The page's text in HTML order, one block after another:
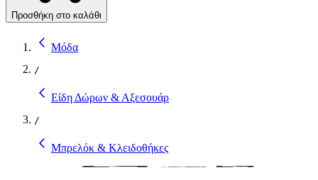
Προσθήκη στο καλάθι
Μόδα
/
Είδη Δώρων & Αξεσουάρ
/
Μπρελόκ & Κλειδοθήκες